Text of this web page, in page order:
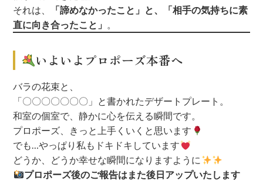
それは、
「諦めなかったこと」と、「相手の気持ちに素
直に向き合ったこと」 。
いよいよプロポーズ本番へ
バラの花束と、
「〇〇〇〇〇〇〇」と書かれたデザートプレート。
和室の個室で、静かに心を伝える瞬間です。
プロポーズ、きっと上手くいくと思います
でも…やっぱり私もドキドキしています
どうか、どうか幸せな瞬間になりますように
プロポーズ後のご報告はまた後日アップいたします